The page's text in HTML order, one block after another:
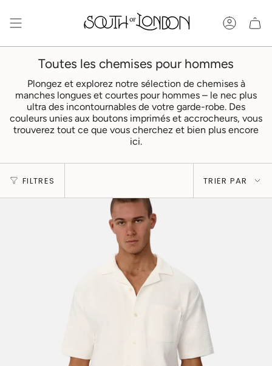
contenu
Toutes les chemises pour hommes
Plongez et explorez notre sélection de chemises à
manches longues et courtes pour hommes – le nec plus
ultra des incontournables de votre garde-robe. Des
couleurs unies aux boutons imprimés et accrocheurs, vous
trouverez tout ce que vous cherchez et bien plus encore
ici.
FILTRES
Trier
par
TRIER PAR